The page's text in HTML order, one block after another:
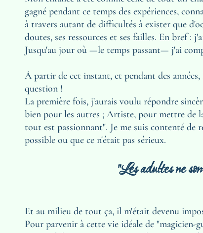
gagné pendant ce temps des expériences,
à travers autant de difficultés à exister que
doutes, ses ressources et ses failles. En bref :
Jusqu'au jour où —le temps passant— j'ai
À partir de cet instant, et pendant des
question !
La première fois, j'aurais voulu répondre
bien pour les autres ; Artiste, pour mettre de
tout est passionnant". Je me suis contenté de
possible ou que ce n'était pas sérieux.
"Les adultes ne
Et au milieu de tout ça, il m'était devenu
Pour parvenir à cette vie idéale de